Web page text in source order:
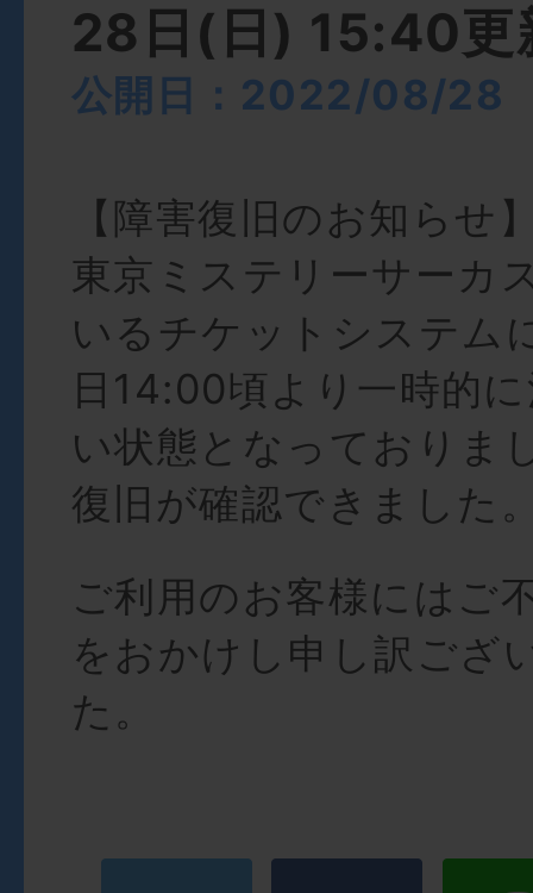
28日(日) 15:40更
公開日：2022/08/28
【障害復旧のお知らせ
東京ミステリーサーカ
いるチケットシステム
日14:00頃より一時的
い状態となっておりま
復旧が確認できました
ご利用のお客様にはご
をおかけし申し訳ござ
た。